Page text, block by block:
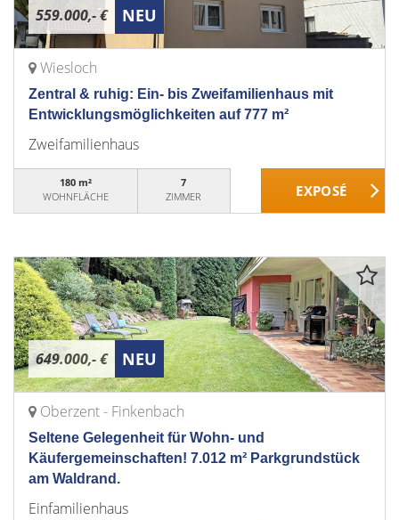
559.000,- € NEU
Wiesloch
Zentral & ruhig: Ein- bis Zweifamilienhaus mit
Entwicklungsmöglichkeiten auf 777 m²
Zweifamilienhaus
180 m²
WOHNFLÄCHE
7
ZIMMER
649.000,- € NEU
Oberzent - Finkenbach
Seltene Gelegenheit für Wohn- und
Käufergemeinschaften! 7.012 m² Parkgrundstück
am Waldrand.
Einfamilienhaus